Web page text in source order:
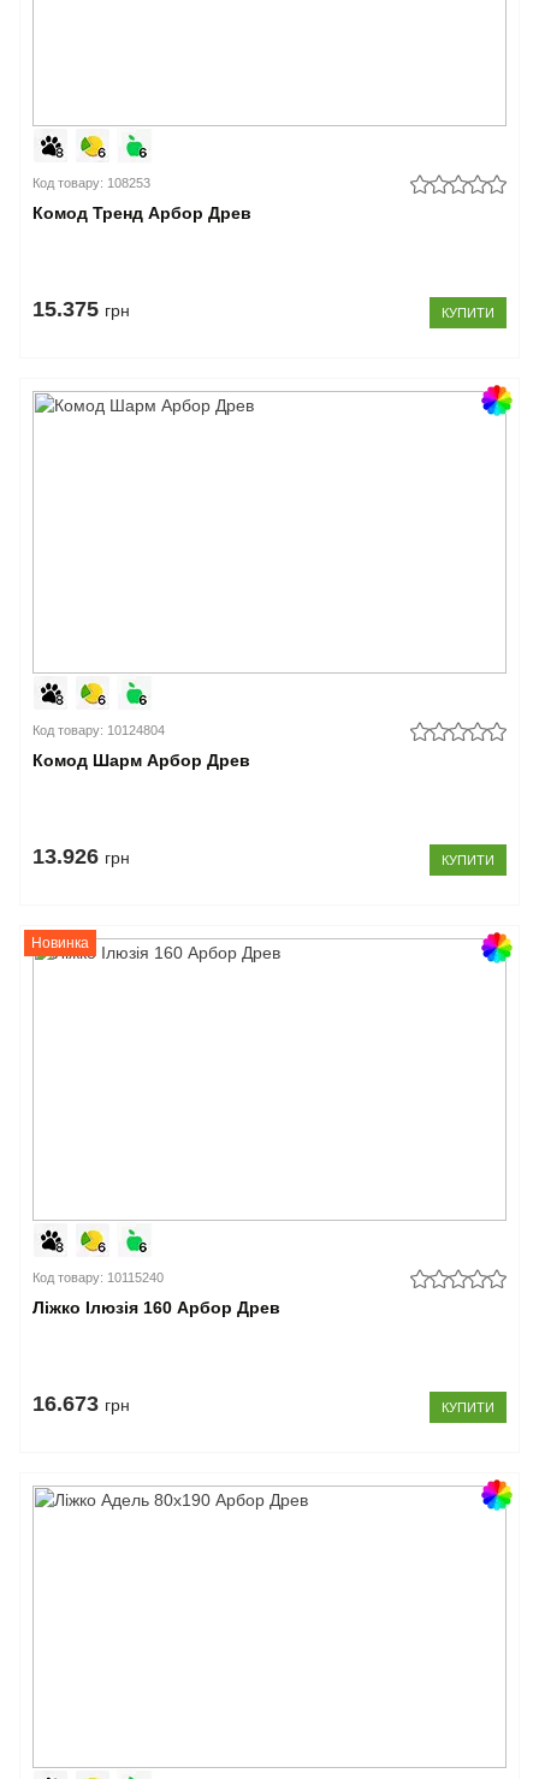
Код товару: 108253
Комод Тренд Арбор Древ
15.375 грн КУПИТИ
Код товару: 10124804
Комод Шарм Арбор Древ
13.926 грн КУПИТИ
Новинка
Код товару: 10115240
Ліжко Ілюзія 160 Арбор Древ
16.673 грн КУПИТИ